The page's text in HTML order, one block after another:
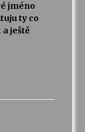
jméno
ty co
ještě